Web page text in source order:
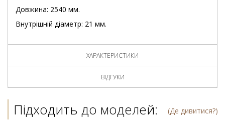
Довжина: 2540 мм.
Внутрішній діаметр: 21 мм.
ХАРАКТЕРИСТИКИ
ВІДГУКИ
Підходить до моделей: (Де дивитися?)